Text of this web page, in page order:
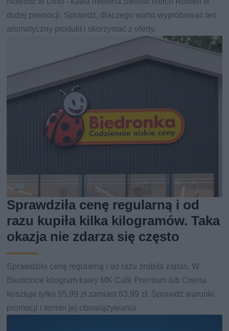
dużej promocji. Sprawdź, dlaczego warto wypróbować ten
aromatyczny produkt i skorzystać z oferty.
Sprawdziła cenę regularną i od
razu kupiła kilka kilogramów. Taka
okazja nie zdarza się często
Sprawdziła cenę regularną i od razu zrobiła zapas. W
Biedronce kilogram kawy MK Café Premium lub Crema
kosztuje tylko 55,99 zł zamiast 83,99 zł. Sprawdź warunki
promocji i termin jej obowiązywania.